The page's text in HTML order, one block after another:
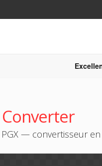
Converter
— convertisseur